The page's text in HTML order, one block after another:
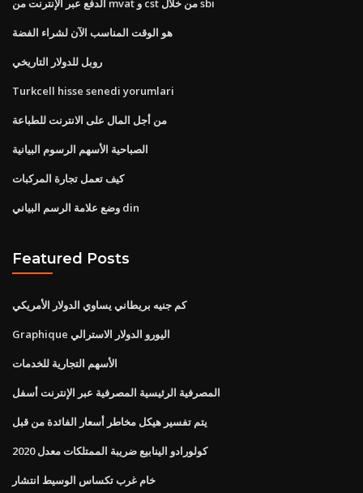
الدفع عبر الإنترنت من mvat و cst من خلال sbi
هو الوقت المناسب الآن لشراء الفضة
روبل للدولار التاريخي
Turkcell hisse senedi yorumlari
من أجل المال على الانترنت للطباعة
الصباحية الأسهم الرسوم البيانية
كيف تعمل تجارة المركبات
وضع علامة الرسم البياني din
Featured Posts
كم جنيه بريطاني يساوي الدولار الأمريكي
Graphique اليورو الدولار الاسترالي
الأسهم التجارية للخدمات
المصرفية الرئيسية المصرفية عبر الإنترنت أسفل
يتم تفسير هيكل مخاطر أسعار الفائدة من قبل
كولورادو الينابيع ضريبة الممتلكات معدل 2020
خام غرب تكساس الوسيط انتشار